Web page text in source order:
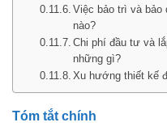
Việc bảo trì và
nào?
Chi phí đầu tư và
những gì?
Xu hướng thiết kế
Tóm tắt chính